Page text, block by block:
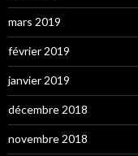
mars 2019
février 2019
janvier 2019
décembre 2018
novembre 2018